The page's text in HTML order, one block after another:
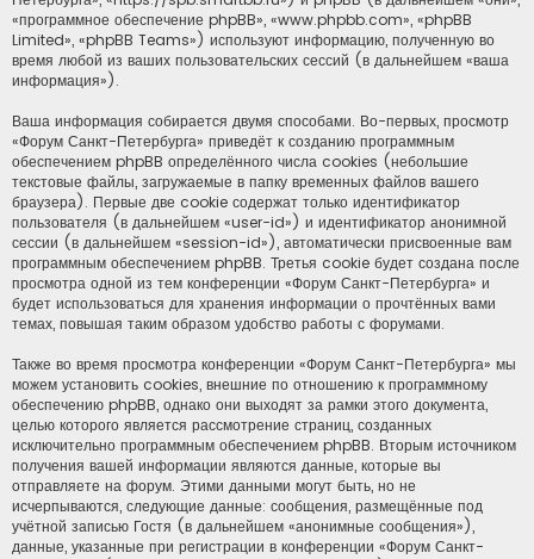
«программное обеспечение phpBB», «www.phpbb.com», «phpBB
Limited», «phpBB Teams») используют информацию, полученную во
время любой из ваших пользовательских сессий (в дальнейшем «ваша
информация»).
Ваша информация собирается двумя способами. Во-первых, просмотр
«Форум Санкт-Петербурга» приведёт к созданию программным
обеспечением phpBB определённого числа cookies (небольшие
текстовые файлы, загружаемые в папку временных файлов вашего
браузера). Первые две cookie содержат только идентификатор
пользователя (в дальнейшем «user-id») и идентификатор анонимной
сессии (в дальнейшем «session-id»), автоматически присвоенные вам
программным обеспечением phpBB. Третья cookie будет создана после
просмотра одной из тем конференции «Форум Санкт-Петербурга» и
будет использоваться для хранения информации о прочтённых вами
темах, повышая таким образом удобство работы с форумами.
Также во время просмотра конференции «Форум Санкт-Петербурга» мы
можем установить cookies, внешние по отношению к программному
обеспечению phpBB, однако они выходят за рамки этого документа,
целью которого является рассмотрение страниц, созданных
исключительно программным обеспечением phpBB. Вторым источником
получения вашей информации являются данные, которые вы
отправляете на форум. Этими данными могут быть, но не
исчерпываются, следующие данные: сообщения, размещённые под
учётной записью Гостя (в дальнейшем «анонимные сообщения»),
данные, указанные при регистрации в конференции «Форум Санкт-